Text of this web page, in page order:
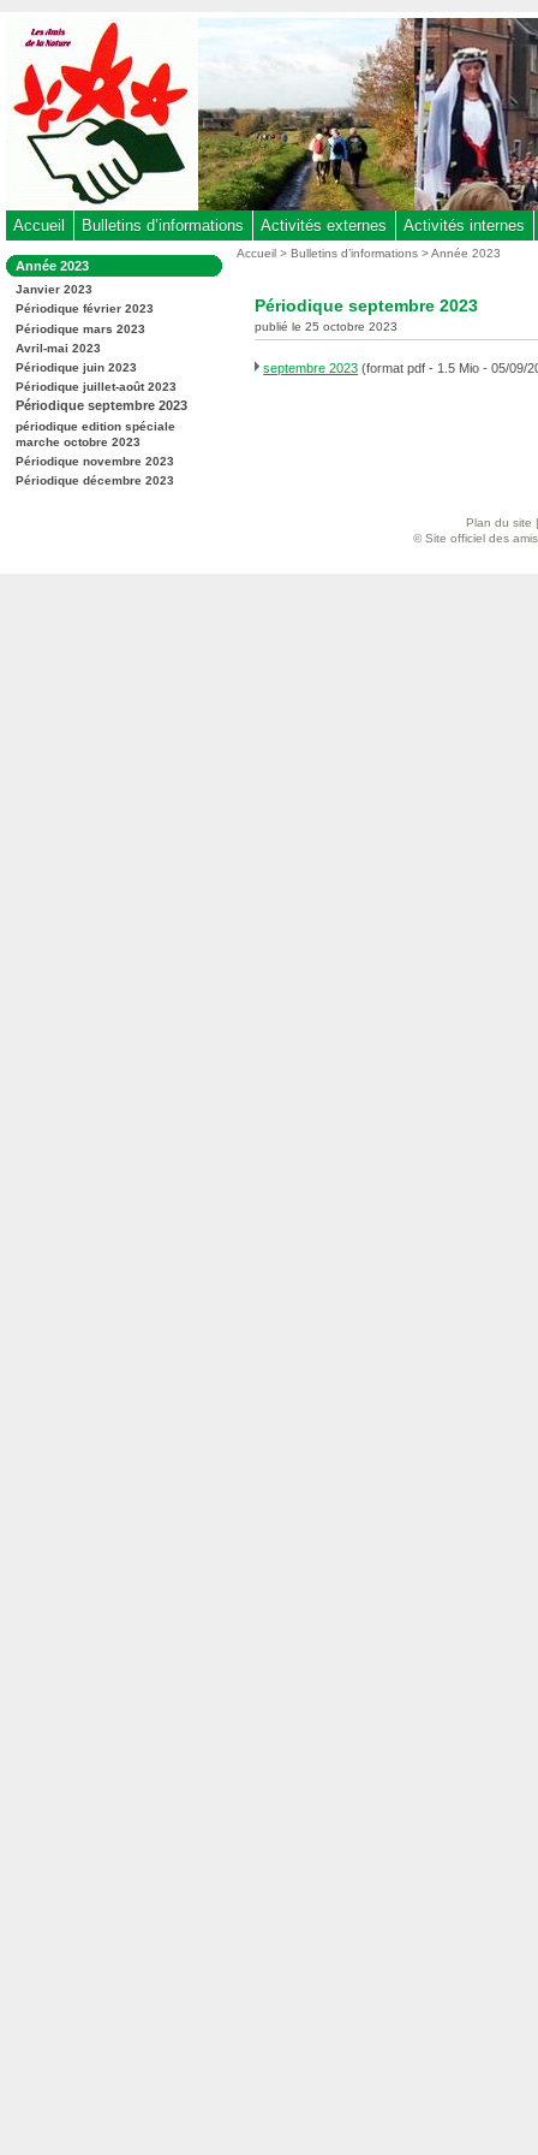
au
contenu
-
Aller
au
menu
-
à
la
recherche
Accueil Bulletins d’informations Activités externes Activités internes
Dans
la
rubrique
:
Année 2023
Janvier 2023
Périodique février 2023
Périodique mars 2023
Avril-mai 2023
Périodique juin 2023
Périodique juillet-août 2023
Périodique septembre 2023
périodique edition spéciale
marche octobre 2023
Périodique novembre 2023
Périodique décembre 2023
Vous
Accueil >Bulletins d’informations >Année 2023
Périodique septembre 2023
publié le 25 octobre 2023
septembre 2023 (format pdf - 1.5 Mio - 05/09/
Plan du site
© Site officiel des